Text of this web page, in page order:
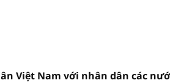
Việt Nam với nhân dân các